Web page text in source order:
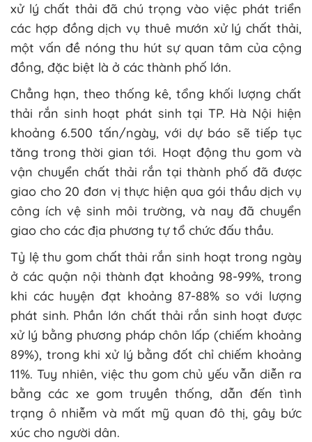
xử lý chất thải đã chú trọng vào việc phát triển
các hợp đồng dịch vụ thuê mướn xử lý chất thải,
một vấn đề nóng thu hút sự quan tâm của cộng
đồng, đặc biệt là ở các thành phố lớn.
Chẳng hạn, theo thống kê, tổng khối lượng chất
thải rắn sinh hoạt phát sinh tại TP. Hà Nội hiện
khoảng 6.500 tấn/ngày, với dự báo sẽ tiếp tục
tăng trong thời gian tới. Hoạt động thu gom và
vận chuyển chất thải rắn tại thành phố đã được
giao cho 20 đơn vị thực hiện qua gói thầu dịch vụ
công ích vệ sinh môi trường, và nay đã chuyển
giao cho các địa phương tự tổ chức đấu thầu.
Tỷ lệ thu gom chất thải rắn sinh hoạt trong ngày
ở các quận nội thành đạt khoảng 98-99%, trong
khi các huyện đạt khoảng 87-88% so với lượng
phát sinh. Phần lớn chất thải rắn sinh hoạt được
xử lý bằng phương pháp chôn lấp (chiếm khoảng
89%), trong khi xử lý bằng đốt chỉ chiếm khoảng
11%. Tuy nhiên, việc thu gom chủ yếu vẫn diễn ra
bằng các xe gom truyền thống, dẫn đến tình
trạng ô nhiễm và mất mỹ quan đô thị, gây bức
xúc cho người dân.